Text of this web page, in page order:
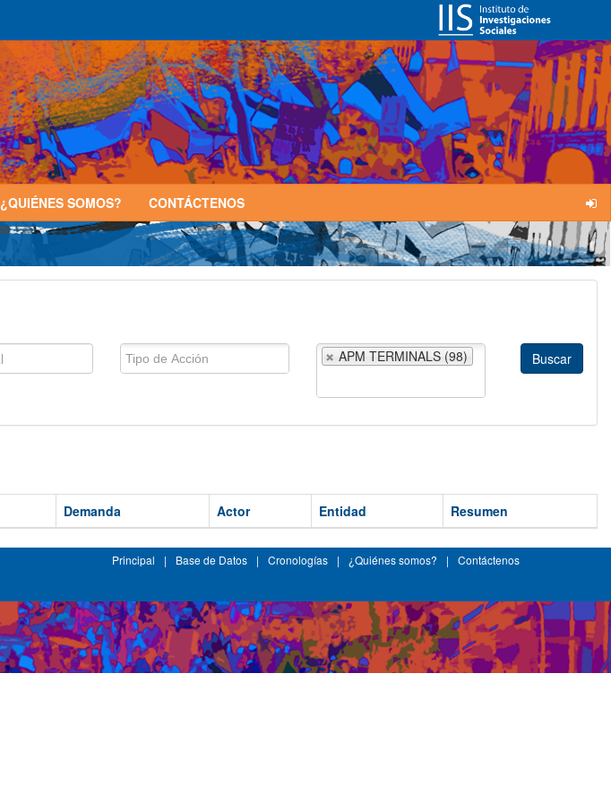
¿QUIÉNES SOMOS? CONTÁCTENOS
APM TERMINALS (98)
Demanda Actor Entidad Resumen
Principal | Base de Datos | Cronologías | ¿Quiénes somos? | Contáctenos